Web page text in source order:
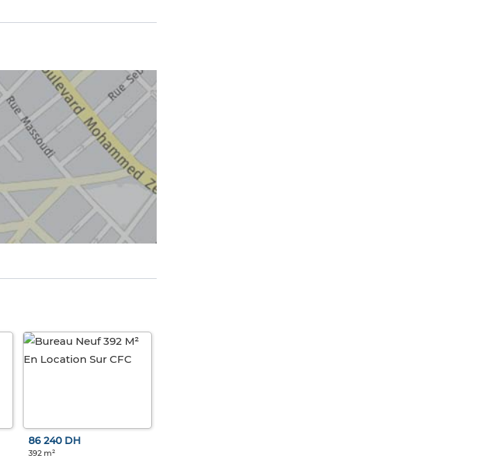
86 240 DH
392 m²